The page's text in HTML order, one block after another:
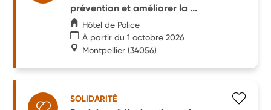
prévention et améliorer la ...
Hôtel de Police
À partir du 1 octobre 2026
Montpellier (34056)
SOLIDARITÉ